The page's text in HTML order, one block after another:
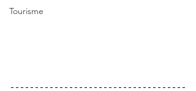
Tourisme